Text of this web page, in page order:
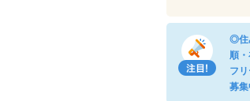
◎住
順
フ
募集